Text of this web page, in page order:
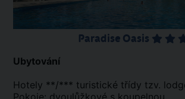
Paradise Oasis
Ubytování
Hotely **/*** turistické třídy tzv.
Pokoje: dvoulůžkové s koupelnou